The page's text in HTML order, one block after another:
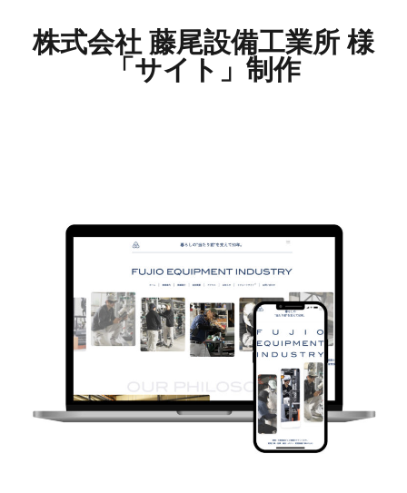
株式会社 藤尾設備工業所 様
「サイト」制作